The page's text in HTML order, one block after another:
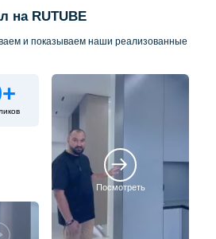
на RUTUBE
и показываем наши реализованные
Посмотреть